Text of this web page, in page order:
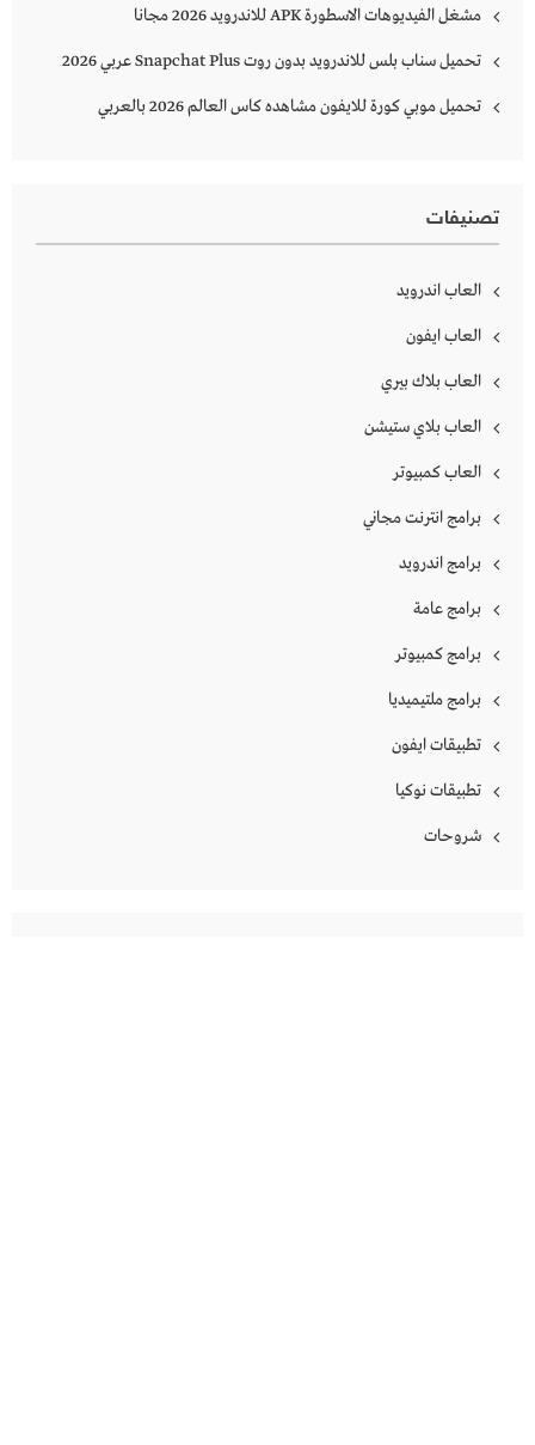
مشغل الفيديوهات الاسطورة APK للاندرويد 2026 مجانا
تحميل سناب بلس للاندرويد بدون روت Snapchat Plus‏ عربي 2026
تحميل موبي كورة للايفون مشاهده كاس العالم 2026 بالعربي
تصنيفات
العاب اندرويد
العاب ايفون
العاب بلاك بيري
العاب بلاي ستيشن
العاب كمبيوتر
برامج انترنت مجاني
برامج اندرويد
برامج عامة
برامج كمبيوتر
برامج ملتيميديا
تطبيقات ايفون
تطبيقات نوكيا
شروحات